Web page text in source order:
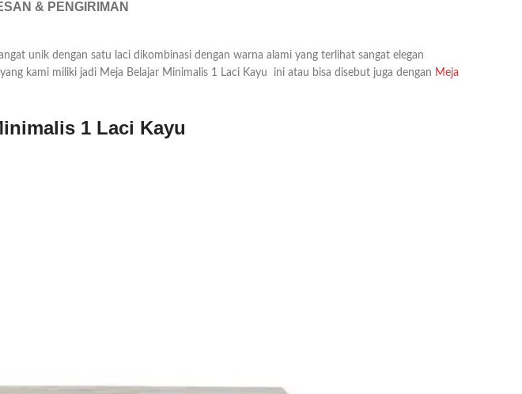
& PENGIRIMAN
unik dengan satu laci dikombinasi dengan warna alami yang terlihat sangat elegan
kami miliki jadi Meja Belajar Minimalis 1 Laci Kayu ini atau bisa disebut juga dengan Meja
1 Laci Kayu